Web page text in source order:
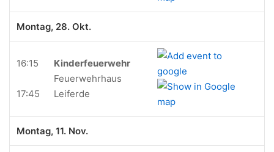
Montag, 28. Okt.
16:15
17:45
Kinderfeuerwehr
Feuerwehrhaus
Leiferde
Montag, 11. Nov.